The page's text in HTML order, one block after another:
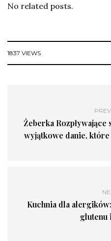
No related posts.
1837 VIEWS
Żeberka Rozpływające
wyjątkowe danie,
Kuchnia dla
glutenu